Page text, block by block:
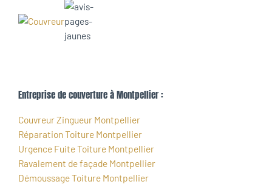
Entreprise de couverture à Montpellier :
Couvreur Zingueur Montpellier
Réparation Toiture Montpellier
Urgence Fuite Toiture Montpellier
Ravalement de façade Montpellier
Démoussage Toiture Montpellier